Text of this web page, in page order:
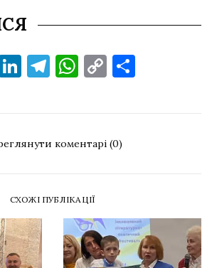
LinkedIn
Telegram
WhatsApp
Copy
коментарі (0)
СХОЖІ ПУБЛІКАЦІЇ